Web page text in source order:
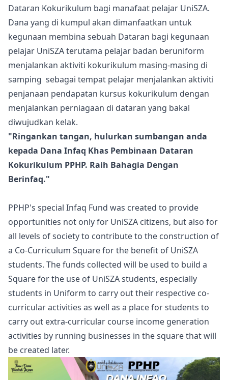
Dataran Kokurikulum bagi manafaat pelajar UniSZA.
Dana yang di kumpul akan dimanfaatkan untuk
kegunaan membina sebuah Dataran bagi kegunaan
pelajar UniSZA terutama pelajar badan beruniform
menjalankan aktiviti kokurikulum masing-masing di
samping sebagai tempat pelajar menjalankan aktiviti
penjanaan pendapatan kursus kokurikulum dengan
menjalankan perniagaan di dataran yang bakal
diwujudkan kelak.
"Ringankan tangan, hulurkan sumbangan anda
kepada Dana Infaq Khas Pembinaan Dataran
Kokurikulum PPHP. Raih Bahagia Dengan
Berinfaq."
PPHP's special Infaq Fund was created to provide
opportunities not only for UniSZA citizens, but also for
all levels of society to contribute to the construction of
a Co-Curriculum Square for the benefit of UniSZA
students. The funds collected will be used to build a
Square for the use of UniSZA students, especially
students in Uniform to carry out their respective co-
curricular activities as well as a place for students to
carry out extra-curricular course income generation
activities by running businesses in the square that will
be created later.